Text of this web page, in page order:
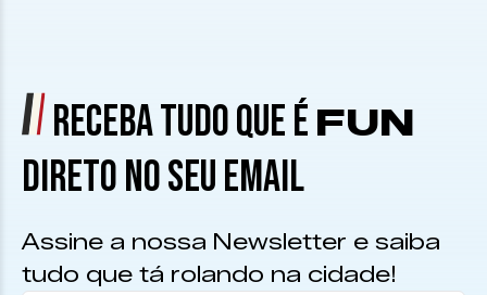
RECEBA TUDO QUE É FUN
DIRETO NO SEU EMAIL
Assine a nossa Newsletter e saiba
tudo que tá rolando na cidade!